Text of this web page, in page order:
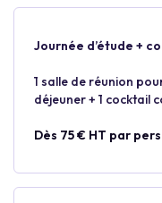
Journée d’étude +
1 salle de réunion
déjeuner + 1 cocktail
Dès 75 € HT par